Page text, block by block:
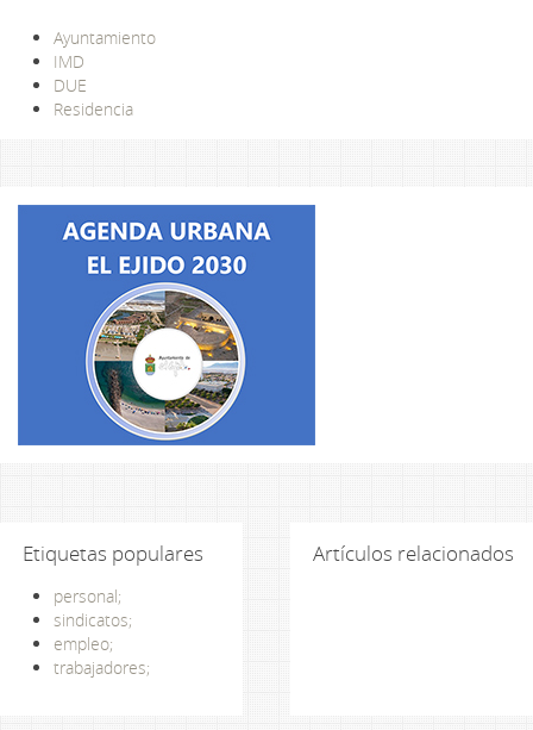
Ayuntamiento
IMD
DUE
Residencia
Etiquetas populares
personal;
sindicatos;
empleo;
trabajadores;
Artículos relacionados